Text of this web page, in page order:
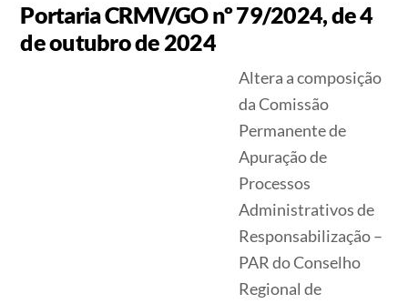
Portaria CRMV/GO nº 79/2024, de 4
de outubro de 2024
Altera a composição
da Comissão
Permanente de
Apuração de
Processos
Administrativos de
Responsabilização –
PAR do Conselho
Regional de